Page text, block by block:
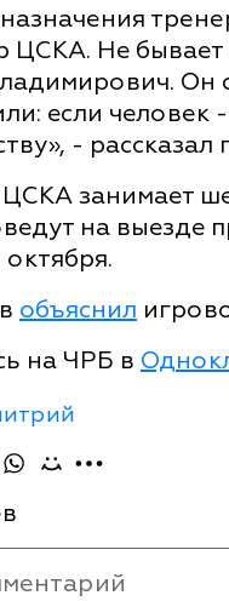
ЦСКА. Не бывает
Он
если
- рассказал
ЦСКА занимает
на выезде
октября.
объяснил
на ЧРБ в